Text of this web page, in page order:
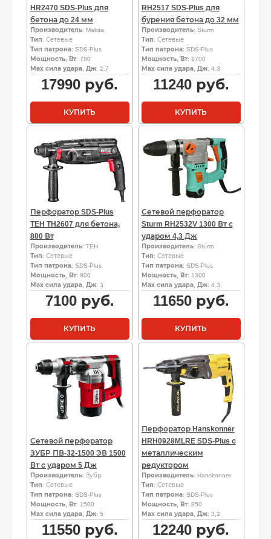
HR2470 SDS-Plus для
бетона до 24 мм
Производитель: Makita
Тип: Сетевые
Тип патрона: SDS-Plus
Мощность, Вт: 780
Мах сила удара, Дж: 2.7
17990 руб.
КУПИТЬ
RH2517 SDS-Plus для
бурения бетона до 32 мм
Производитель: Sturm
Тип: Сетевые
Тип патрона: SDS-Plus
Мощность, Вт: 1700
Мах сила удара, Дж: 4.3
11240руб.
КУПИТЬ
Перфоратор SDS-Plus
TEH TH2607 для бетона,
800 Вт
Производитель: TEH
Тип: Сетевые
Тип патрона: SDS-Plus
Мощность, Вт: 800
Мах сила удара, Дж: 3
7100руб.
КУПИТЬ
Сетевой перфоратор
Sturm RH2532V 1300 Вт с
ударом 4,3 Дж
Производитель: Sturm
Тип: Сетевые
Тип патрона: SDS-Plus
Мощность, Вт: 1300
Мах сила удара, Дж: 4.3
11650руб.
КУПИТЬ
Сетевой перфоратор
ЗУБР ПВ-32-1500 ЭВ 1500
Вт с ударом 5 Дж
Производитель: Зубр
Тип: Сетевые
Тип патрона: SDS-Plus
Мощность, Вт: 1500
Мах сила удара, Дж: 5
11550руб.
Перфоратор Hanskonner
HRH0928MLRE SDS-Plus с
металлическим
редуктором
Производитель: Hanskonner
Тип: Сетевые
Тип патрона: SDS-Plus
Мощность, Вт: 850
Мах сила удара, Дж: 3,2
12240 руб.